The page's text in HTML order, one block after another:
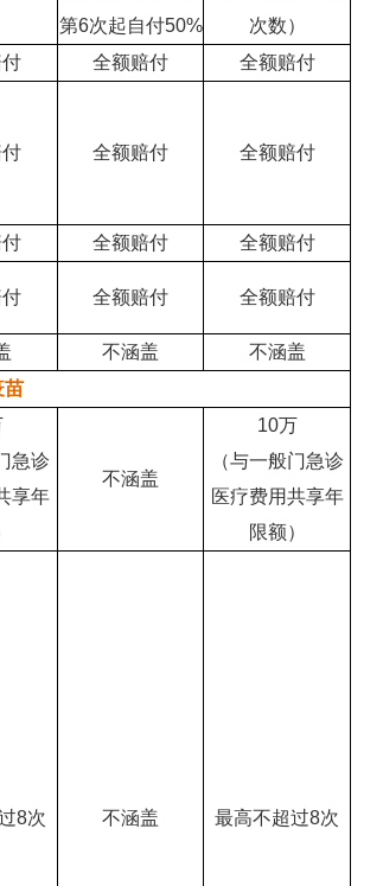
第6次起自付50%
次数）
全额赔付
全额赔付
全额赔付 全额赔付
全额赔付
全额赔付
全额赔付 全额赔付
不涵盖
不涵盖
苗
急诊
享年
不涵盖
10万
（与一般门急诊
医疗费用共享年
限额）
8次 不涵盖 最高不超过8次